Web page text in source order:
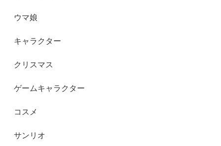
ウマ娘
キャラクター
クリスマス
ゲームキャラクター
コスメ
サンリオ